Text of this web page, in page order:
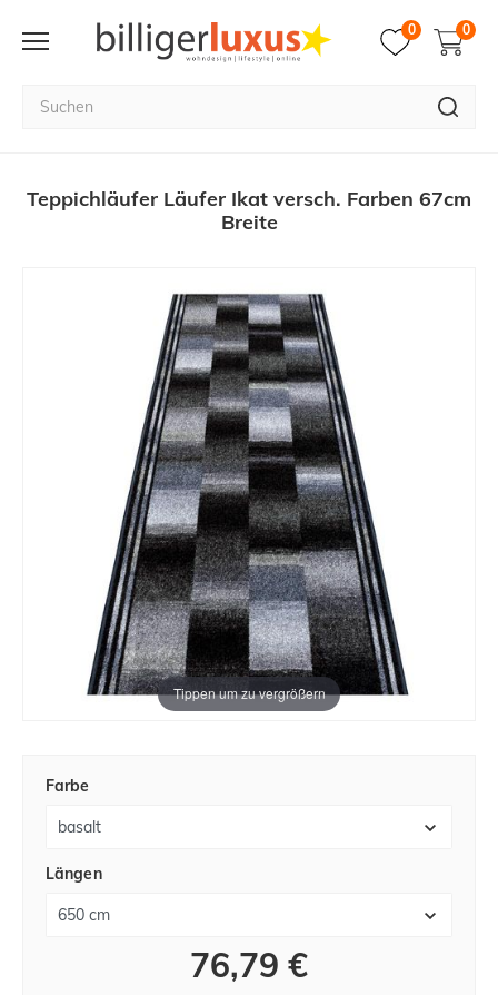
0 0
Teppichläufer Läufer Ikat versch. Farben 67cm
Breite
Tippen um zu vergrößern
Farbe
Längen
76,79 €